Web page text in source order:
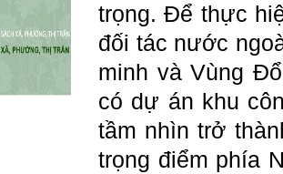
trọng. Để thực
đối tác nước
minh và Vùng
có dự án khu
tầm nhìn trở
trọng điểm phía